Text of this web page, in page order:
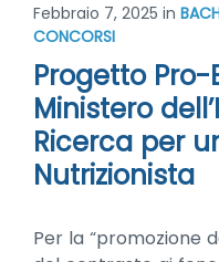
Febbraio 7, 2025 in
CONCORSI
Progetto
Ministero
Ricerca per
Nutrizionista
Per la “promozione